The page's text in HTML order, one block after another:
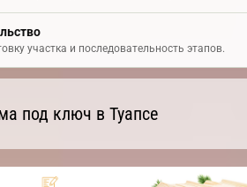
участка и последовательность этапов.
под ключ в Туапсе